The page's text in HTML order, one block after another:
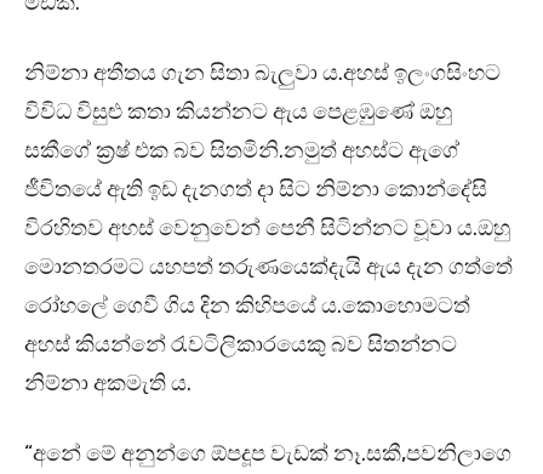
නිම්නා අතීතය ගැන සිතා බැලුවා ය.අහස් ඉලංගසිංහට
විවිධ විසුළු කතා කියන්නට ඇය පෙළඹුණේ ඔහු
සකීගේ ක්‍රෂ් එක බව සිතමිනි.නමුත් අහස්ට ඇගේ
ජීවිතයේ ඇති ඉඩ දැනගත් දා සිට නිම්නා කොන්දේසි
විරහිතව අහස් වෙනුවෙන් පෙනී සිටින්නට වූවා ය.ඔහු
මොනතරමට යහපත් තරුණයෙක්දැයි ඇය දැන ගත්තේ
රෝහලේ ගෙවී ගිය දින කිහිපයේ ය.කොහොමටත්
අහස් කියන්නේ රැවටිලිකාරයෙකු බව සිතන්නට
නිම්නා අකමැති ය.
“අනේ මේ අනුන්ගෙ ඕපදූප වැඩක් නෑ.සකී,පවනිලාගෙ